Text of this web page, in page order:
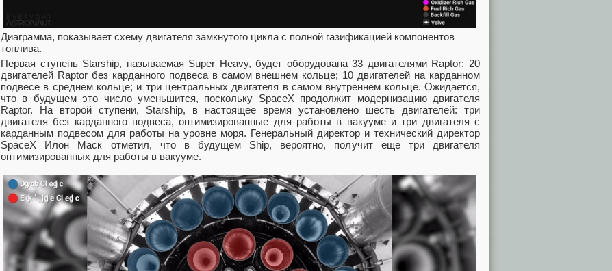
Диаграмма, показывает схему двигателя замкнутого цикла с полной газификацией компонентов
топлива.
Первая ступень Starship, называемая Super Heavy, будет оборудована 33 двигателями Raptor: 20
двигателей Raptor без карданного подвеса в самом внешнем кольце; 10 двигателей на карданном
подвесе в среднем кольце; и три центральных двигателя в самом внутреннем кольце. Ожидается,
что в будущем это число уменьшится, поскольку SpaceX продолжит модернизацию двигателя
Raptor. На второй ступени, Starship, в настоящее время установлено шесть двигателей: три
двигателя без карданного подвеса, оптимизированные для работы в вакууме и три двигателя с
карданным подвесом для работы на уровне моря. Генеральный директор и технический директор
SpaceX Илон Маск отметил, что в будущем Ship, вероятно, получит еще три двигателя
оптимизированных для работы в вакууме.